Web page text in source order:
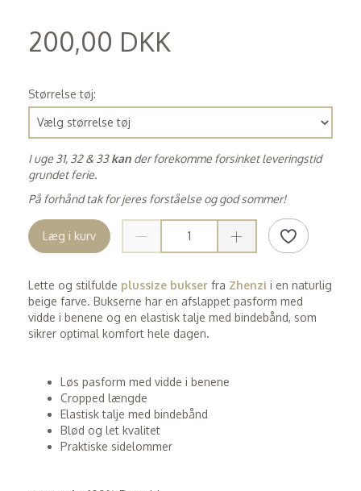
200,00 DKK
Størrelse tøj:
I uge 31, 32 & 33kan der forekomme forsinket leveringstid
grundet ferie.
På forhånd tak for jeres forståelse og god sommer!
Læg i kurv
Lette og stilfulde plussize bukser fra Zhenzi i en naturlig
beige farve. Bukserne har en afslappet pasform med
vidde i benene og en elastisk talje med bindebånd, som
sikrer optimal komfort hele dagen.
Løs pasform med vidde i benene
Cropped længde
Elastisk talje med bindebånd
Blød og let kvalitet
Praktiske sidelommer